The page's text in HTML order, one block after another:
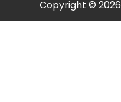
Copyright © 2026